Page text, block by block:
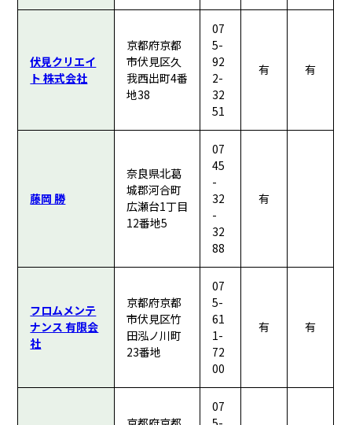
伏見クリエイ
ト 株式会社
京都府京都
市伏見区久
我西出町4番
地38
07
5-
92
2-
32
51
有 有
藤岡 勝
奈良県北葛
城郡河合町
広瀬台1丁目
12番地5
07
45
-
32
-
32
88
有
フロムメンテ
ナンス 有限会
社
京都府京都
市伏見区竹
田泓ノ川町
23番地
07
5-
61
1-
72
00
有 有
07